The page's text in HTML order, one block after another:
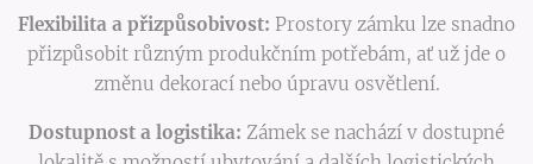
Flexibilita a přizpůsobivost: Prostory zámku lze snadno
přizpůsobit různým produkčním potřebám, ať už jde o
změnu dekorací nebo úpravu osvětlení.
Dostupnost a logistika: Zámek se nachází v dostupné